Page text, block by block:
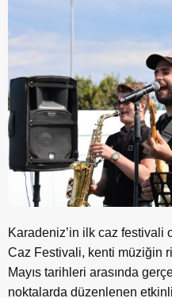
Karadeniz’in ilk caz festivali
Caz Festivali, kenti müziğin
Mayıs tarihleri arasında
noktalarda düzenlenen